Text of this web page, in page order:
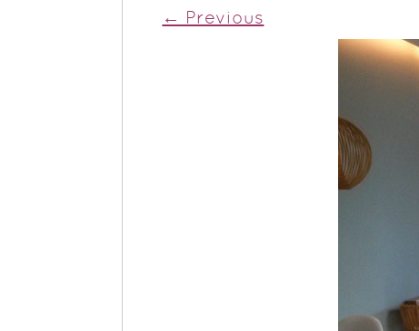
← Previous